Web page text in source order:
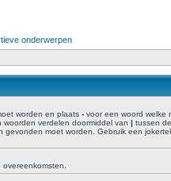
onderwerpen
worden en plaats - voor een woord welke
verdelen doormiddel van | tussen de
moet worden. Gebruik een